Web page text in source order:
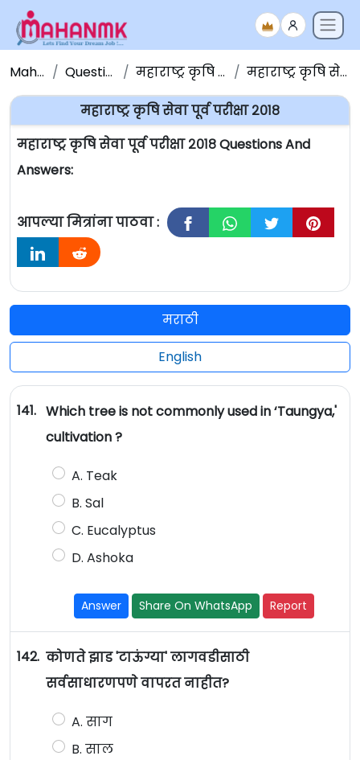
Maha NMK Question Papers महाराष्ट्र कृषि सेवा प्रश्नपत्रिका महाराष्ट्र कृषि सेवा पूर्व परीक्षा २०१८
महाराष्ट्र कृषि सेवा पूर्व परीक्षा २०१८
महाराष्ट्र कृषि सेवा पूर्व परीक्षा २०१८ Questions And
Answers:
आपल्या मित्रांना पाठवा :
मराठी
English
141. Which tree is not commonly used in ‘Taungya,'
cultivation ?
A. Teak
B. Sal
C. Eucalyptus
D. Ashoka
Answer Share On WhatsApp Report
142. कोणते झाड 'टाऊंग्या' लागवडीसाठी
सर्वसाधारणपणे वापरत नाहीत?
A. साग
B. साल